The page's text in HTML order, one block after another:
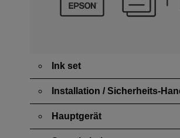
Ink set
Installation / Sicherheits-
Hauptgerät